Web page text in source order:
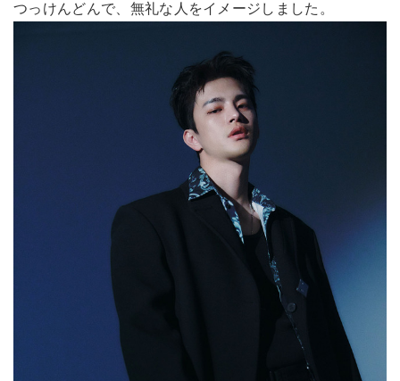
つっけんどんで、無礼な人をイメージしました。